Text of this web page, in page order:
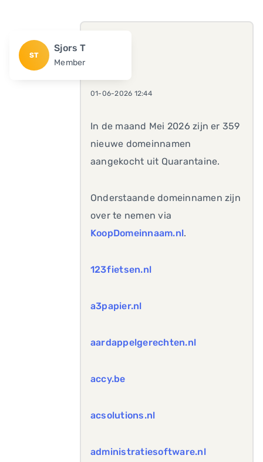
ST
Sjors T
Member
01-06-2026 12:44
In de maand Mei 2026 zijn er 359
nieuwe domeinnamen
aangekocht uit Quarantaine.
Onderstaande domeinnamen zijn
over te nemen via
KoopDomeinnaam.nl.
123fietsen.nl
a3papier.nl
aardappelgerechten.nl
accy.be
acsolutions.nl
administratiesoftware.nl